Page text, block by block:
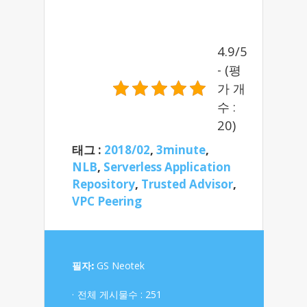
4.9/5
- (평
가 개
수 :
20)
태그 : 2018/02, 3minute,
NLB, Serverless Application
Repository, Trusted Advisor,
VPC Peering
필자: GS Neotek
전체 게시물수 : 251